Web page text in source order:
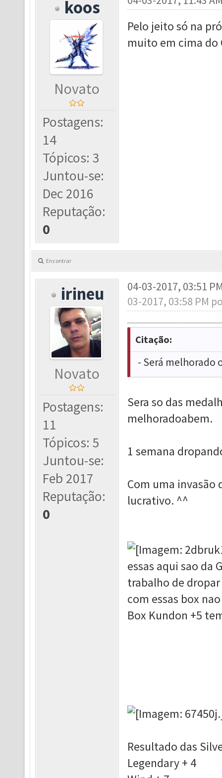
koos
Novato
Postagens:
14
Tópicos: 3
Juntou-se:
Dec 2016
Reputação:
0
Pelo jeito só na
muito em cima do
Encontrar
irineu
Novato
Postagens:
11
Tópicos: 5
Juntou-se:
Feb 2017
Reputação:
0
04-03-2017, 03:51
03-2017, 03:58 PM
Citação:
- Será melhorado
Sera so das
melhoradoabem.
1 semana
Com uma invasão
lucrativo. ^^
essas aqui sao da
trabalho de
com essas box nao
Box Kundon +5
Resultado das
Legendary + 4